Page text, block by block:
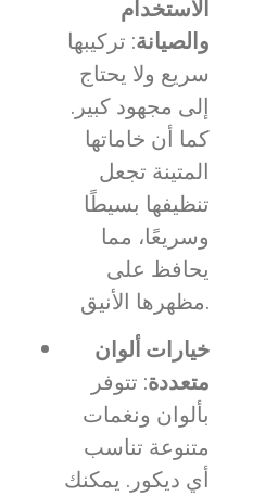
الاستخدام
والصيانة: تركيبها
سريع ولا يحتاج
إلى مجهود كبير.
كما أن خاماتها
المتينة تجعل
تنظيفها بسيطًا
وسريعًا، مما
يحافظ على
مظهرها الأنيق.
خيارات ألوان
متعددة: تتوفر
بألوان ونغمات
متنوعة تناسب
أي ديكور. يمكنك